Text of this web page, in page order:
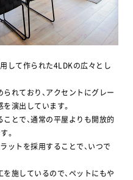
して作られた4LDKの広々とし
れており、アクセントにグレー
演出しています。
とで、通常の平屋よりも開放的
。
ットを採用することで、いつで
施しているので、ペットにもや